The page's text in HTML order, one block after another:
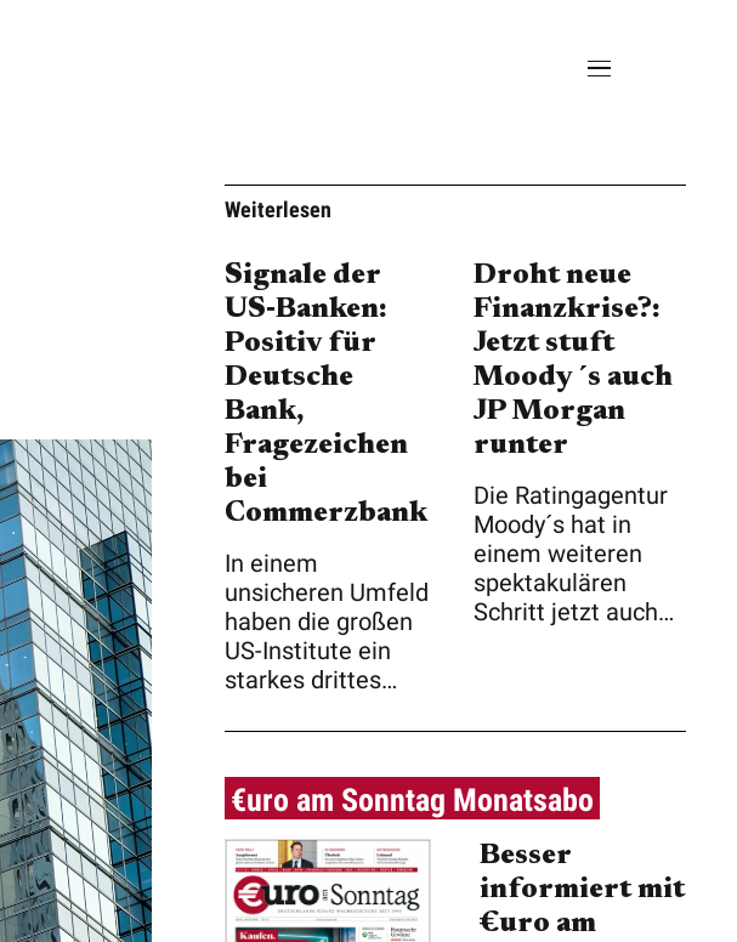
Weiterlesen
Signale der
US‑Banken:
Positiv für
Deutsche
Bank,
Fragezeichen
bei
Commerzbank
In einem
unsicheren Umfeld
haben die großen
US-Institute ein
starkes drittes
...
Droht neue
Finanzkrise?:
Jetzt stuft
Moody´s auch
JP Morgan
runter
Die Ratingagentur
Moody´s hat in
einem weiteren
spektakulären
Schritt jetzt auch
€uro am Sonntag Monatsabo
Besser
informiert mit
€uro am